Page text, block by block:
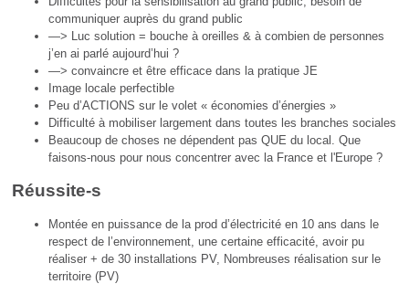
communiquer auprès du grand public
—> Luc solution = bouche à oreilles & à combien de personnes
j’en ai parlé aujourd’hui ?
—> convaincre et être efficace dans la pratique JE
Image locale perfectible
Peu d’ACTIONS sur le volet « économies d’énergies »
Difficulté à mobiliser largement dans toutes les branches sociales
Beaucoup de choses ne dépendent pas QUE du local. Que
faisons-nous pour nous concentrer avec la France et l'Europe ?
Réussite-s
Montée en puissance de la prod d’électricité en 10 ans dans le
respect de l’environnement, une certaine efficacité, avoir pu
réaliser + de 30 installations PV, Nombreuses réalisation sur le
territoire (PV)